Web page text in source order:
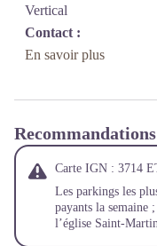
Vertical
Contact :
En savoir plus
Recommandations
Carte IGN : 3714
Les parkings les
payants la semaine
l’église Saint-